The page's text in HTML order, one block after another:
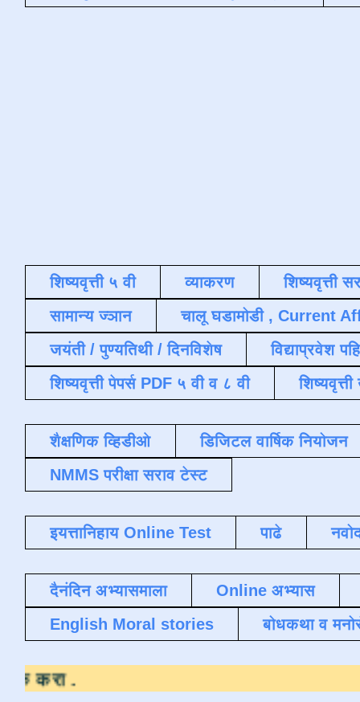
शिष्यवृत्ती ५ वी व्याकरण
शिष्यवृत्ती
सामान्य ज्ञान
चालू घडामोडी , Current
जयंती / पुण्यतिथी / दिनविशेष
विद्याप्रवेश
शिष्यवृत्ती पेपर्स PDF ५ वी व ८ वी
शैक्षणिक व्हिडीओ
डिजिटल वार्षिक नियोजन
NMMS परीक्षा सराव टेस्ट
इयत्तानिहाय Online Test पाढे
दैनंदिन अभ्यासमाला
Online अभ्यास
English Moral stories
बोधकथा व
येथे क्लिक करा